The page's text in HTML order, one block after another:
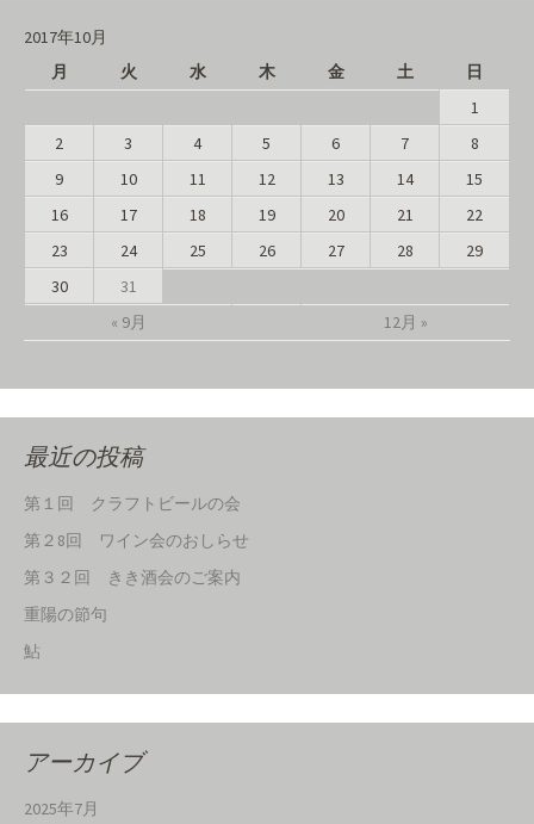
2017年10月
月
火 水 木 金 土 日
« 9月 12月 »
1
2
3 4 5 6 7
8
9
10 11 12 13 14
15
16
17 18 19 20 21
22
23
24 25 26 27 28
29
30
31
最近の投稿
第１回 クラフトビールの会
第２8回 ワイン会のおしらせ
第３２回 きき酒会のご案内
重陽の節句
鮎
アーカイブ
2025年7月